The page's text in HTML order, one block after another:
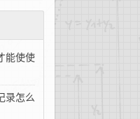
能使使
录怎么